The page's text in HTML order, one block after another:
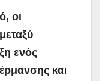
οι
ενός
και